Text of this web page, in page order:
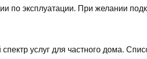
по эксплуатации. При желании
услуг для частного дома.